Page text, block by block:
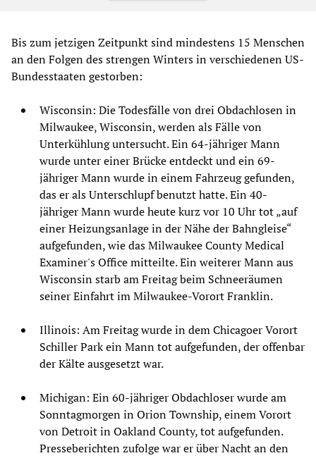
Bis zum jetzigen Zeitpunkt sind mindestens 15 Menschen
an den Folgen des strengen Winters in verschiedenen US-
Bundesstaaten gestorben:
Wisconsin: Die Todesfälle von drei Obdachlosen in
Milwaukee, Wisconsin, werden als Fälle von
Unterkühlung untersucht. Ein 64-jähriger Mann
wurde unter einer Brücke entdeckt und ein 69-
jähriger Mann wurde in einem Fahrzeug gefunden,
das er als Unterschlupf benutzt hatte. Ein 40-
jähriger Mann wurde heute kurz vor 10 Uhr tot „auf
einer Heizungsanlage in der Nähe der Bahngleise“
aufgefunden, wie das Milwaukee County Medical
Examiner's Office mitteilte. Ein weiterer Mann aus
Wisconsin starb am Freitag beim Schneeräumen
seiner Einfahrt im Milwaukee-Vorort Franklin.
Illinois: Am Freitag wurde in dem Chicagoer Vorort
Schiller Park ein Mann tot aufgefunden, der offenbar
der Kälte ausgesetzt war.
Michigan: Ein 60-jähriger Obdachloser wurde am
Sonntagmorgen in Orion Township, einem Vorort
von Detroit in Oakland County, tot aufgefunden.
Presseberichten zufolge war er über Nacht an den